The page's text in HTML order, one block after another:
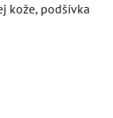
kože, podšívka